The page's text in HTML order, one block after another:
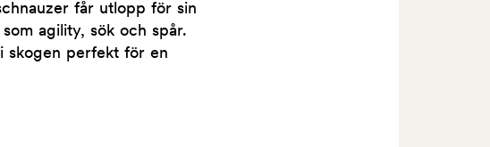
får utlopp för sin
agility, sök och spår.
skogen perfekt för en